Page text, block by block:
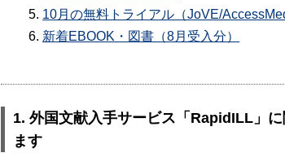
10月の無料トライアル（JoVE/
新着EBOOK・図書（8月受入分）
1. 外国文献入手サービス「RapidILL」
ます